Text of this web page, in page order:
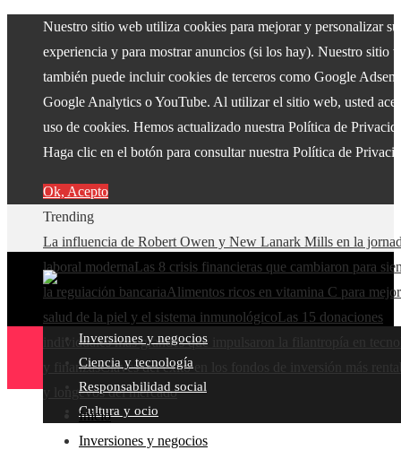
Nuestro sitio web utiliza cookies para mejorar y personalizar su
experiencia y para mostrar anuncios (si los hay). Nuestro sitio
también puede incluir cookies de terceros como Google
Google Analytics o YouTube. Al utilizar el sitio web, usted
uso de cookies. Hemos actualizado nuestra Política de
Haga clic en el botón para consultar nuestra Política de
Ok, Acepto
Trending
La influencia de Robert Owen y New Lanark Mills en la
laboral modernaLas 8 crisis financieras que cambiaron para
la regulación bancariaAlimentos ricos en vitamina C para
salud de la piel y el sistema inmunológicoLas 15 donaciones
individuales más grandes que impulsaron la filantropía en
y finanzasClaves del éxito en los fondos de inversión más
y longevos del mercado
Inversiones y negocios
Ciencia y tecnología
Responsabilidad social
Cultura y ocio
Inicio
Inversiones y negocios